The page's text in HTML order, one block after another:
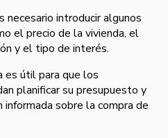
necesario introducir algunos
el precio de la vivienda, el
y el tipo de interés.
es útil para que los
planificar su presupuesto y
informada sobre la compra de